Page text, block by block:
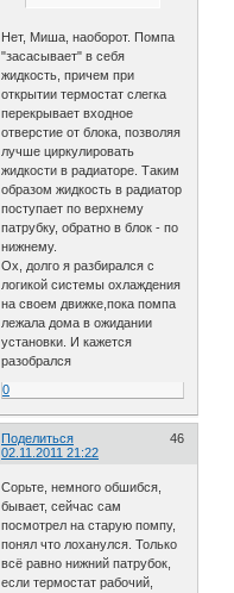
Нет, Миша, наоборот. Помпа
"засасывает" в себя
жидкость, причем при
открытии термостат слегка
перекрывает входное
отверстие от блока, позволяя
лучше циркулировать
жидкости в радиаторе. Таким
образом жидкость в радиатор
поступает по верхнему
патрубку, обратно в блок - по
нижнему.
Ох, долго я разбирался с
логикой системы охлаждения
на своем движке,пока помпа
лежала дома в ожидании
установки. И кажется
разобрался
0
Поделиться
46
02.11.2011 21:22
Сорьте, немного обшибся,
бывает, сейчас сам
посмотрел на старую помпу,
понял что лоханулся. Только
всё равно нижний патрубок,
если термостат рабочий,